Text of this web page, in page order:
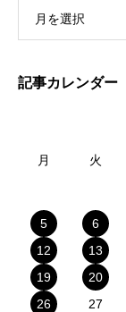
月を選択
記事カレンダー
月 火
5
6
12
13
19
20
26
27